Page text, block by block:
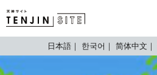
TENJIN SITE
日本語 한국어 简体中文